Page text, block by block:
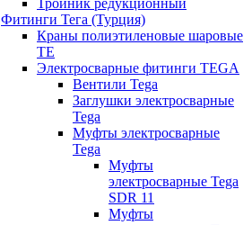
Тройник редукционный
Фитинги Тега (Турция)
Краны полиэтиленовые шаровые
TE
Электросварные фитинги TEGA
Вентили Tega
Заглушки электросварные
Tega
Муфты электросварные
Tega
Муфты
электросварные Tega
SDR 11
Муфты